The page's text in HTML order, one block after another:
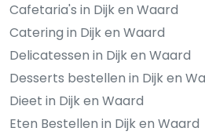
Cafetaria's in Dijk en Waard
Catering in Dijk en Waard
Delicatessen in Dijk en Waard
Desserts bestellen in Dijk en
Dieet in Dijk en Waard
Eten Bestellen in Dijk en Waard